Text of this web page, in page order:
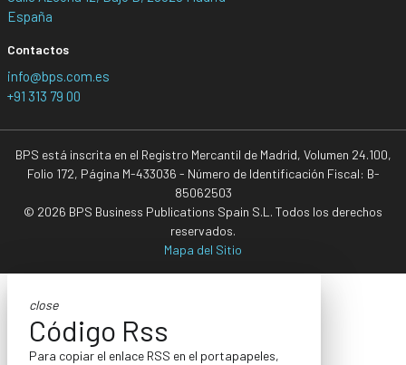
España
Contactos
info@bps.com.es
+91 313 79 00
BPS está inscrita en el Registro Mercantil de Madrid, Volumen 24.100,
Folio 172, Página M-433036 - Número de Identificación Fiscal: B-
85062503
© 2026 BPS Business Publications Spain S.L. Todos los derechos
reservados.
Mapa del Sitio
close
Código Rss
Para copiar el enlace RSS en el portapapeles,